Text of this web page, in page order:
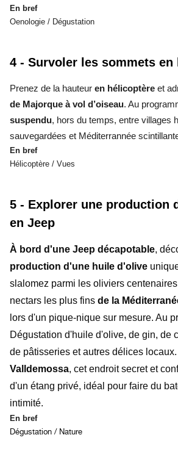
En bref
Oenologie / Dégustation
4 - Survoler les sommets en
Prenez de la hauteur en hélicoptère et
de Majorque à vol d’oiseau. Au
suspendu, hors du temps, entre villages
sauvegardées et Méditerrannée
En bref
Hélicoptère / Vues
5 - Explorer une production
en Jeep
À bord d'une Jeep décapotable,
production d'une huile d'olive
slalomez parmi les oliviers
nectars les plus fins de la
lors d'un pique-nique sur mesure. Au
Dégustation d'huile d'olive, de gin, de
de pâtisseries et autres délices
Valldemossa, cet endroit secret et
d'un étang privé, idéal pour faire du
intimité.
En bref
Dégustation / Nature